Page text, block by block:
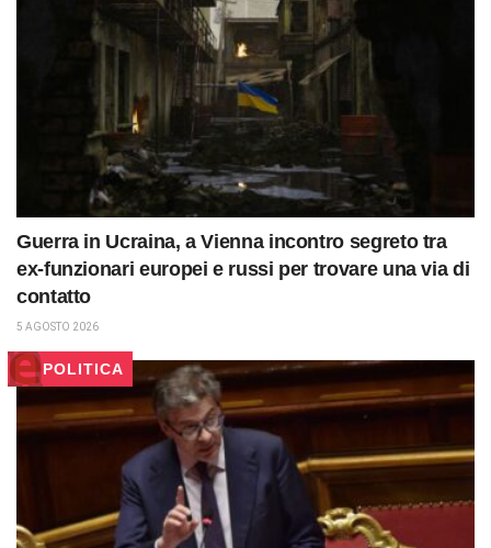
Guerra in Ucraina, a Vienna incontro segreto tra
ex-funzionari europei e russi per trovare una via di
contatto
5 AGOSTO 2026
POLITICA